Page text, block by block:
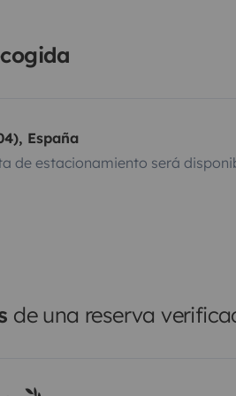
España
de estacionamiento será
de una reserva